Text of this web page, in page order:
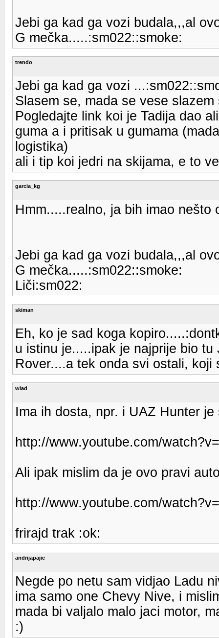
Jebi ga kad ga vozi budala,,,al
G mečka.....:sm022::smoke:
trendo
Jebi ga kad ga vozi
Slasem se, mada se vese slazem
Pogledajte link koi je Tadija dao
guma a i pritisak u gumama
logistika)
ali i tip koi jedri na skijama, e to
garcia_kg
Hmm.....realno, ja bih imao
Jebi ga kad ga vozi budala,,,al
G mečka.....:sm022::smoke:
Liči:sm022:
skiman
Eh, ko je sad koga
u istinu je.....ipak je najprije bio
Rover....a tek onda svi ostali,
wlad
Ima ih dosta, npr. i UAZ Hunter je
http://www.youtube.com/
Ali ipak mislim da je ovo pravi
http://www.youtube.com/
frirajd trak :ok:
andrijapajic
Negde po netu sam vidjao Ladu
ima samo one Chevy Nive, i
mada bi valjalo malo jaci motor,
:)